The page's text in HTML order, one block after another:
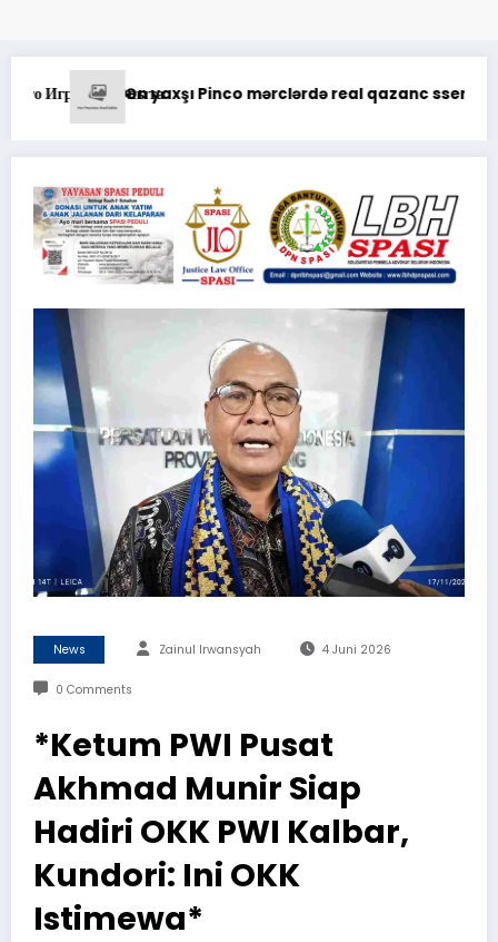
ssenariləri ilə uğur qazanma yollarıАнализ Пин Ап: отзывы о выводе средств на
News Zainul Irwansyah 4 Juni 2026
0 Comments
*Ketum PWI Pusat
Akhmad Munir Siap
Hadiri OKK PWI Kalbar,
Kundori: Ini OKK
Istimewa*